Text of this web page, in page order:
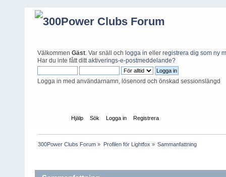
Välkommen Gäst . Var snäll och logga in eller registrera dig som ny
Har du inte fått ditt aktiverings-e-postmeddelande?
Logga in med användarnamn, lösenord och önskad sessionslängd
Hjälp Sök Logga in Registrera
300Power Clubs Forum » Profilen för Lightfox » Sammanfattning